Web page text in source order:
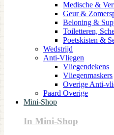
Medische &
Geur &
Beloning &
Toiletteren,
Poetskisten &
Wedstrijd
Anti-Vliegen
Vliegendekens
Vliegenmaskers
Overige Anti-
Paard Overige
Mini-Shop
In Mini-Shop